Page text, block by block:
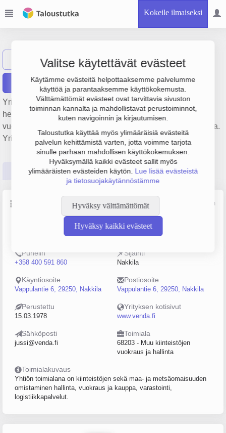
Kokeile ilmaiseksi
Valitse käytettävät evästeet
Käytämme evästeitä helpottaaksemme palvelumme
käyttöä ja parantaaksemme käyttökokemusta.
Välttämättömät evästeet ovat tarvittavia sivuston
toiminnan kannalta ja mahdollistavat perustoiminnot,
kuten navigoinnin ja kirjautumisen.
Taloustutka käyttää myös ylimääräisiä evästeitä
palvelun kehittämistä varten, jotta voimme tarjota
sinulle parhaan mahdollisen käyttökokemuksen.
Hyväksymällä kaikki evästeet sallit myös
ylimääräisten evästeiden käytön. Lue lisää evästeistä
ja tietosuojakäytännöstämme
Hyväksy välttämättömät
Hyväksy kaikki evästeet
Näytä haku VG Venda Group Oy
Raportit
Yrityksen Venda Group Oy liiketulos on 244 000 € ja
henkilöstömäärä 1. Sen päätoimiala on Muu kiinteistöjen
vuokraus ja hallinta, perustamisvuosi 1978 ja sijainti Nakkila.
Yrityksen yhtiömuoto Osakeyhtiö (OY).
Perustiedot Tilinpäätösluvut Päättäjätiedot
Lähde: YTJ, PRH, Traficom
Henkilöstömäärä
0–4
Puhelin
+358 400 591 860
Sijainti
Nakkila
Käyntiosoite
Vappulantie 6, 29250, Nakkila
Postiosoite
Vappulantie 6, 29250, Nakkila
Perustettu
15.03.1978
Yrityksen kotisivut
www.venda.fi
Sähköposti
jussi@venda.fi
Toimiala
68203 - Muu kiinteistöjen
vuokraus ja hallinta
Toimialakuvaus
Yhtiön toimialana on kiinteistöjen sekä maa- ja metsäomaisuuden
omistaminen hallinta, vuokraus ja kauppa, varastointi,
logistiikkapalvelut.